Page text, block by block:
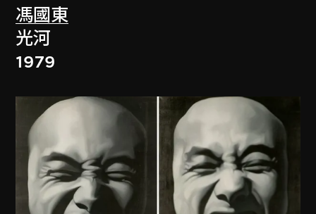
馮國東
光河
1979